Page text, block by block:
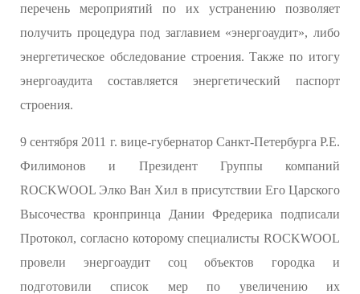
перечень мероприятий по их устранению позволяет
получить процедура под заглавием «энергоаудит», либо
энергетическое обследование строения. Также по итогу
энергоаудита составляется энергетический паспорт
строения.
9 сентября 2011 г. вице-губернатор Санкт-Петербурга Р.Е.
Филимонов и Президент Группы компаний
ROCKWOOL Элко Ван Хил в присутствии Его Царского
Высочества кронпринца Дании Фредерика подписали
Протокол, согласно которому специалисты ROCKWOOL
провели энергоаудит соц объектов городка и
подготовили список мер по увеличению их